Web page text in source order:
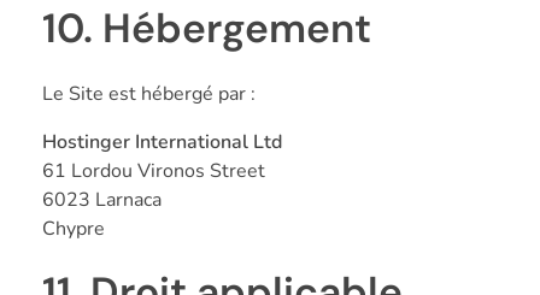
10. Hébergement
Le Site est hébergé par :
Hostinger International Ltd
61 Lordou Vironos Street
6023 Larnaca
Chypre